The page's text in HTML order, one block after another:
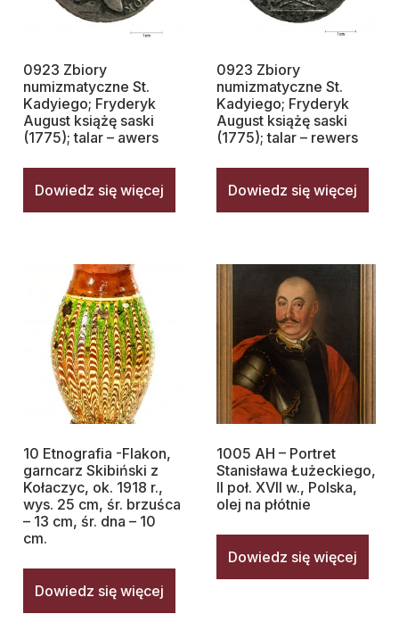
0923 Zbiory
numizmatyczne St.
Kadyiego; Fryderyk
August książę saski
(1775); talar – awers
Dowiedz się więcej
0923 Zbiory
numizmatyczne St.
Kadyiego; Fryderyk
August książę saski
(1775); talar – rewers
Dowiedz się więcej
10 Etnografia -Flakon,
garncarz Skibiński z
Kołaczyc, ok. 1918 r.,
wys. 25 cm, śr. brzuśca
– 13 cm, śr. dna – 10
cm.
Dowiedz się więcej
1005 AH – Portret
Stanisława Łużeckiego,
II poł. XVII w., Polska,
olej na płótnie
Dowiedz się więcej